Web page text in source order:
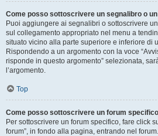
Come posso sottoscrivere un segnalibro o
Puoi aggiungere ai segnalibri o sottoscrivere
sul collegamento appropriato nel menu a
situato vicino alla parte superiore e inferiore di
Rispondendo a un argomento con la voce
risponde in questo argomento” selezionata,
l’argomento.
Top
Come posso sottoscrivere un forum
Per sottoscrivere un forum specifico, fare click
forum”, in fondo alla pagina, entrando nel forum.